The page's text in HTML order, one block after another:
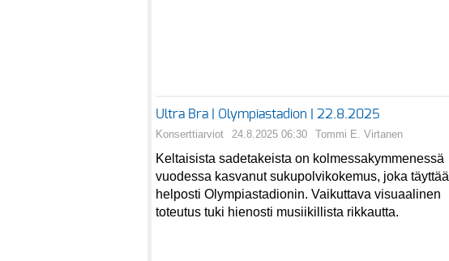
Ultra Bra | Olympiastadion | 22.8.2025
Konserttiarviot 24.8.2025 06:30 Tommi E. Virtanen
Keltaisista sadetakeista on kolmessakymmenessä
vuodessa kasvanut sukupolvikokemus, joka täyttää
helposti Olympiastadionin. Vaikuttava visuaalinen
toteutus tuki hienosti musiikillista rikkautta.